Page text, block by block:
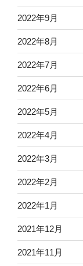
2022年9月
2022年8月
2022年7月
2022年6月
2022年5月
2022年4月
2022年3月
2022年2月
2022年1月
2021年12月
2021年11月